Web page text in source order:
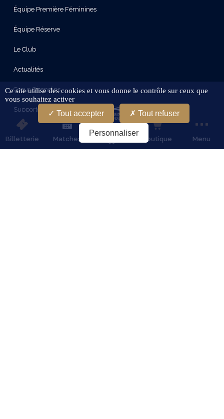
Billetterie Matches Boutique Menu
Équipe Première Féminines
Équipe Réserve
Le Club
Actualités
Cœur Girondins
Supporters
Le Stade
Partenaires
Ce site utilise des cookies et vous donne le contrôle sur ceux que
vous souhaitez activer
Tout accepter Tout refuser
Personnaliser